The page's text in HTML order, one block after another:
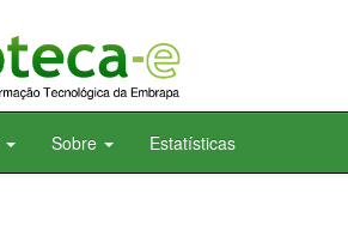
Sobre Estatísticas